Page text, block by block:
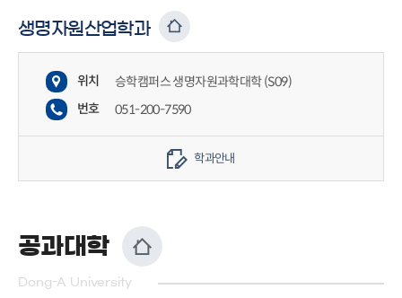
생명자원산업학과
위치
승학캠퍼스 생명자원과학대학 (S09)
번호
051-200-7590
학과안내
공과대학
Dong-A University